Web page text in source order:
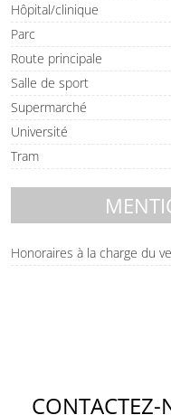
Hôpital/clinique
Parc
Route principale
Salle de sport
Supermarché
Université
Tram
Honoraires à la charge du
CONTACTEZ-